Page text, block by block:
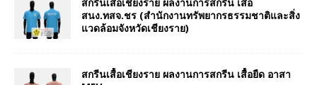
สนง.ทสจ.ชร (สำนักงานทรัพยากรธรรมชาติและสิ่ง
แวดล้อมจังหวัดเชียงราย)
สกรีนเสื้อเชียงราย ผลงานการสกรีน เสื้อยืด อาสา